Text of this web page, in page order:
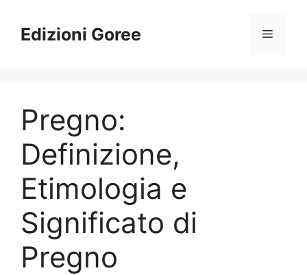
contenuto
Edizioni Goree Menu
Pregno:
Definizione,
Etimologia e
Significato di
Pregno